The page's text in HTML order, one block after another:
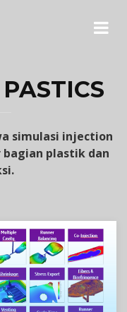
simulasi injection
plastik dan